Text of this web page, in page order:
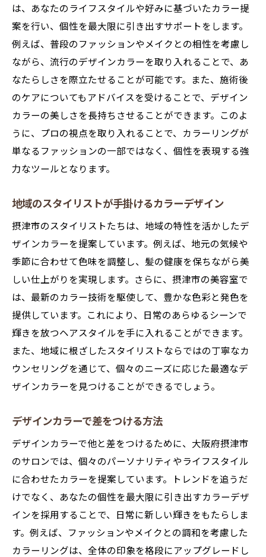
は、あなたのライフスタイルや好みに基づいたカラー提
案を行い、個性を最大限に引き出すサポートをします。
例えば、普段のファッションやメイクとの相性を考慮し
ながら、流行のデザインカラーを取り入れることで、あ
なたらしさを際立たせることが可能です。また、施術後
のケアについてもアドバイスを受けることで、デザイン
カラーの美しさを長持ちさせることができます。このよ
うに、プロの視点を取り入れることで、カラーリングが
単なるファッションの一部ではなく、個性を表現する強
力なツールとなります。
地域のスタイリストが手掛けるカラーデザイン
摂津市のスタイリストたちは、地域の特性を活かしたデ
ザインカラーを提案しています。例えば、地元の気候や
季節に合わせて色味を調整し、髪の健康を保ちながら美
しい仕上がりを実現します。さらに、摂津市の美容室で
は、最新のカラー技術を駆使して、豊かな色彩と発色を
提供しています。これにより、日常のあらゆるシーンで
輝きを放つヘアスタイルを手に入れることができます。
また、地域に根ざしたスタイリストならではの丁寧なカ
ウンセリングを通じて、個々のニーズに応じた最適なデ
ザインカラーを見つけることができるでしょう。
デザインカラーで差をつける方法
デザインカラーで他と差をつけるために、大阪府摂津市
のサロンでは、個々のパーソナリティやライフスタイル
に合わせたカラーを提案しています。トレンドを追うだ
けでなく、あなたの個性を最大限に引き出すカラーデザ
インを採用することで、日常に新しい輝きをもたらしま
す。例えば、ファッションやメイクとの調和を考慮した
カラーリングは、全体の印象を格段にアップグレードし